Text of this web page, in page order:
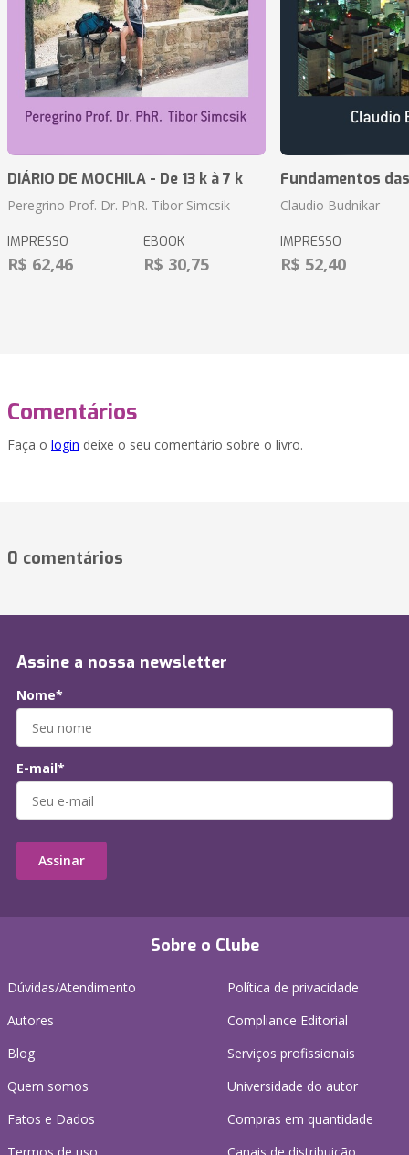
DIÁRIO DE MOCHILA - De 13 k à 7 k
Peregrino Prof. Dr. PhR. Tibor Simcsik
IMPRESSO
R$ 62,46
EBOOK
R$ 30,75
Fundamentos
Claudio Budnikar
IMPRESSO
R$ 52,40
Comentários
Faça o login deixe o seu comentário sobre o livro.
0 comentários
Sobre o Clube
Dúvidas/Atendimento
Autores
Blog
Quem somos
Fatos e Dados
Política de privacidade
Compliance Editorial
Serviços profissionais
Universidade do autor
Compras em quantidade
Assine a nossa newsletter
Nome*
E-mail*
Assinar